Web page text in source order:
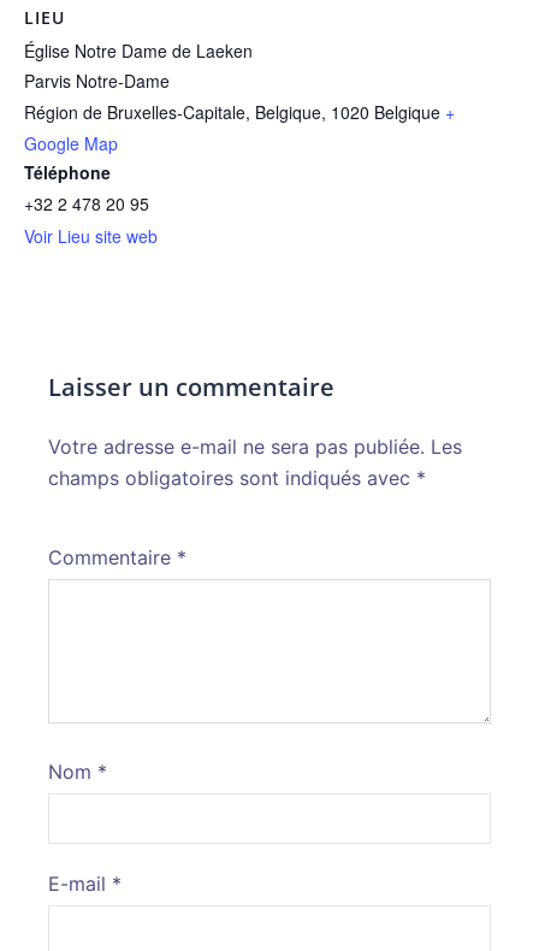
LIEU
Église Notre Dame de Laeken
Parvis Notre-Dame
Région de Bruxelles-Capitale, Belgique, 1020 Belgique +
Google Map
Téléphone
+32 2 478 20 95
Voir Lieu site web
Laisser un commentaire
Votre adresse e-mail ne sera pas publiée. Les
champs obligatoires sont indiqués avec *
Commentaire *
Nom *
E-mail *
Alternative: